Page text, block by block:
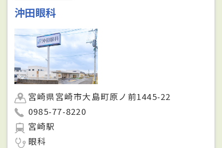
沖田眼科
宮崎県宮崎市大島町原ノ前1445-22
0985-77-8220
宮崎駅
眼科